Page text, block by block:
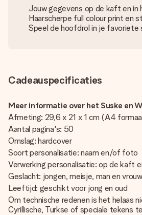
Jouw gegevens op de kaft en in
Haarscherpe full colour print en
Speel de hoofdrol in je favoriete
Cadeauspecificaties
Meer informatie over het Suske en
Afmeting: 29,6 x 21 x 1 cm (A4
Aantal pagina's: 50
Omslag: hardcover
Soort personalisatie: naam en/of foto
Verwerking personalisatie: op de kaft
Geslacht: jongen, meisje, man en vrouw
Leeftijd: geschikt voor jong en oud
Om technische redenen is het helaas
Cyrillische, Turkse of speciale tekens